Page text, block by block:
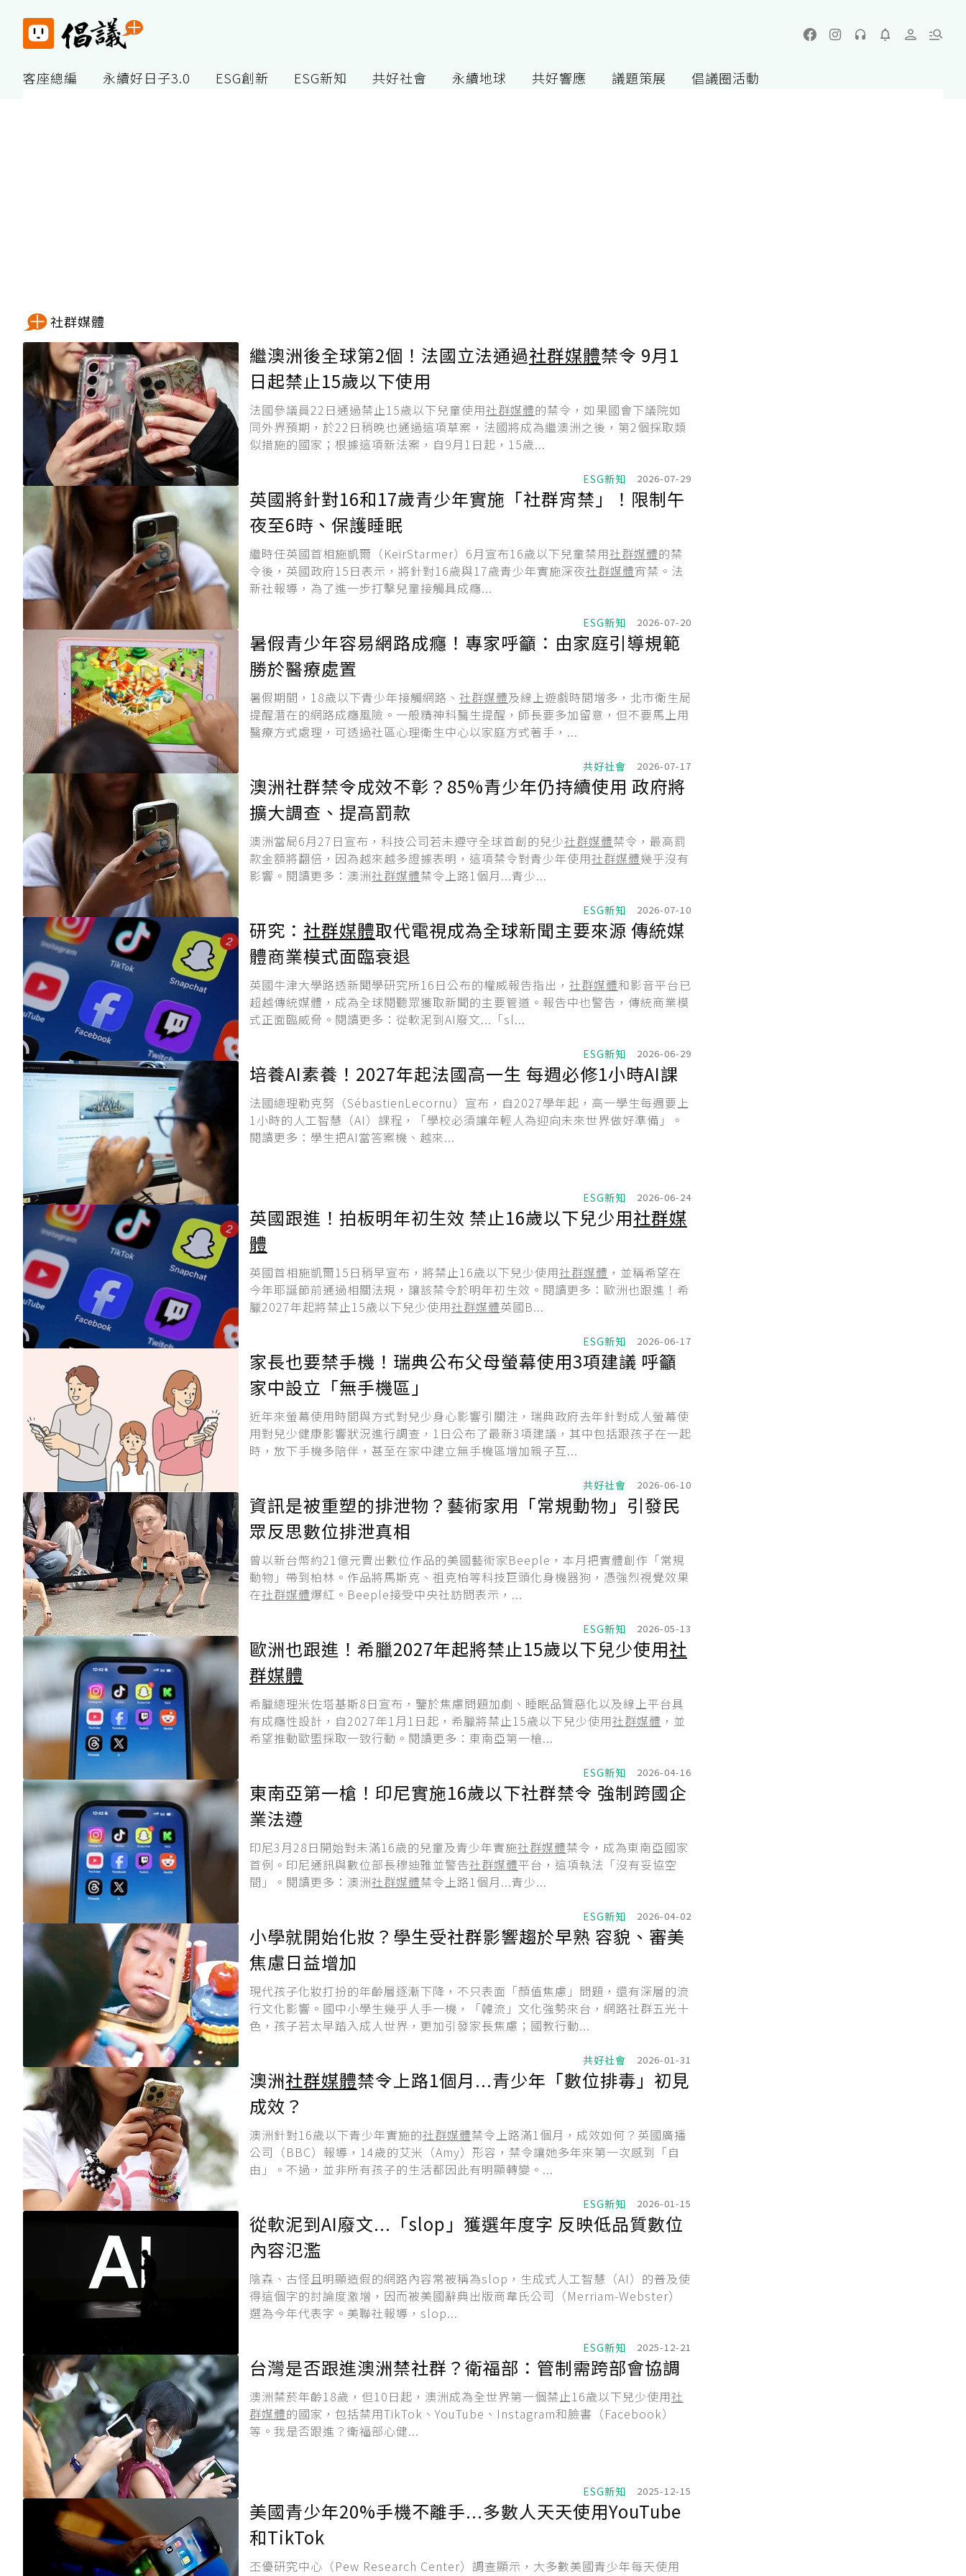
客座總編 永續好日子3.0 ESG創新 ESG新知 共好社會 永續地球 共好響應 議題策展 倡議圈活動
社群媒體
繼澳洲後全球第2個！法國立法通過社群媒體禁令 9月1
日起禁止15歲以下使用
法國參議員22日通過禁止15歲以下兒童使用社群媒體的禁令，如果國會下議院如
同外界預期，於22日稍晚也通過這項草案，法國將成為繼澳洲之後，第2個採取類
似措施的國家；根據這項新法案，自9月1日起，15歲...
ESG新知 2026-07-29
英國將針對16和17歲青少年實施「社群宵禁」！限制午
夜至6時、保護睡眠
繼時任英國首相施凱爾（KeirStarmer）6月宣布16歲以下兒童禁用社群媒體的禁
令後，英國政府15日表示，將針對16歲與17歲青少年實施深夜社群媒體宵禁。法
新社報導，為了進一步打擊兒童接觸具成癮...
ESG新知 2026-07-20
暑假青少年容易網路成癮！專家呼籲：由家庭引導規範
勝於醫療處置
暑假期間，18歲以下青少年接觸網路、 社群媒體及線上遊戲時間增多，北市衛生局
提醒潛在的網路成癮風險。一般精神科醫生提醒，師長要多加留意，但不要馬上用
醫療方式處理，可透過社區心理衛生中心以家庭方式著手，...
共好社會 2026-07-17
澳洲社群禁令成效不彰？85%青少年仍持續使用 政府將
擴大調查、提高罰款
澳洲當局6月27日宣布，科技公司若未遵守全球首創的兒少社群媒體禁令，最高罰
款金額將翻倍，因為越來越多證據表明，這項禁令對青少年使用社群媒體幾乎沒有
影響。閱讀更多：澳洲社群媒體禁令上路1個月...青少...
ESG新知 2026-07-10
研究： 社群媒體取代電視成為全球新聞主要來源 傳統媒
體商業模式面臨衰退
英國牛津大學路透新聞學研究所16日公布的權威報告指出， 社群媒體和影音平台已
超越傳統媒體，成為全球閱聽眾獲取新聞的主要管道。報告中也警告，傳統商業模
式正面臨威脅。閱讀更多：從軟泥到AI廢文...「sl...
ESG新知 2026-06-29
培養AI素養！2027年起法國高一生 每週必修1小時AI課
法國總理勒克努（SébastienLecornu）宣布，自2027學年起，高一學生每週要上
1小時的人工智慧（AI）課程，「學校必須讓年輕人為迎向未來世界做好準備」。
閱讀更多：學生把AI當答案機、越來...
ESG新知 2026-06-24
英國跟進！拍板明年初生效 禁止16歲以下兒少用社群媒
體
英國首相施凱爾15日稍早宣布，將禁止16歲以下兒少使用社群媒體 ，並稱希望在
今年耶誕節前通過相關法規，讓該禁令於明年初生效。閱讀更多：歐洲也跟進！希
臘2027年起將禁止15歲以下兒少使用社群媒體英國B...
ESG新知 2026-06-17
家長也要禁手機！瑞典公布父母螢幕使用3項建議 呼籲
家中設立「無手機區」
近年來螢幕使用時間與方式對兒少身心影響引關注，瑞典政府去年針對成人螢幕使
用對兒少健康影響狀況進行調查，1日公布了最新3項建議，其中包括跟孩子在一起
時，放下手機多陪伴，甚至在家中建立無手機區增加親子互...
共好社會 2026-06-10
資訊是被重塑的排泄物？藝術家用「常規動物」引發民
眾反思數位排泄真相
曾以新台幣約21億元賣出數位作品的美國藝術家Beeple，本月把實體創作「常規
動物」帶到柏林。作品將馬斯克、祖克柏等科技巨頭化身機器狗，憑強烈視覺效果
在社群媒體爆紅。Beeple接受中央社訪問表示，...
ESG新知 2026-05-13
歐洲也跟進！希臘2027年起將禁止15歲以下兒少使用社
群媒體
希臘總理米佐塔基斯8日宣布，鑒於焦慮問題加劇、睡眠品質惡化以及線上平台具
有成癮性設計，自2027年1月1日起，希臘將禁止15歲以下兒少使用社群媒體 ，並
希望推動歐盟採取一致行動。閱讀更多：東南亞第一槍...
ESG新知 2026-04-16
東南亞第一槍！印尼實施16歲以下社群禁令 強制跨國企
業法遵
印尼3月28日開始對未滿16歲的兒童及青少年實施社群媒體禁令，成為東南亞國家
首例。印尼通訊與數位部長穆迪雅並警告社群媒體平台，這項執法「沒有妥協空
間」。閱讀更多：澳洲社群媒體禁令上路1個月...青少...
ESG新知 2026-04-02
小學就開始化妝？學生受社群影響趨於早熟 容貌、審美
焦慮日益增加
現代孩子化妝打扮的年齡層逐漸下降，不只表面「顏值焦慮」問題，還有深層的流
行文化影響。國中小學生幾乎人手一機，「韓流」文化強勢來台，網路社群五光十
色，孩子若太早踏入成人世界，更加引發家長焦慮；國教行動...
共好社會 2026-01-31
澳洲社群媒體禁令上路1個月...青少年「數位排毒」初見
成效？
澳洲針對16歲以下青少年實施的社群媒體禁令上路滿1個月，成效如何？英國廣播
公司（BBC）報導，14歲的艾米（Amy）形容，禁令讓她多年來第一次感到「自
由」。不過，並非所有孩子的生活都因此有明顯轉變。...
ESG新知 2026-01-15
從軟泥到AI廢文...「slop」獲選年度字 反映低品質數位
內容氾濫
陰森、古怪且明顯造假的網路內容常被稱為slop，生成式人工智慧（AI）的普及使
得這個字的討論度激增，因而被美國辭典出版商韋氏公司（Merriam-Webster）
選為今年代表字。美聯社報導，slop...
ESG新知 2025-12-21
台灣是否跟進澳洲禁社群？衛福部：管制需跨部會協調
澳洲禁菸年齡18歲，但10日起，澳洲成為全世界第一個禁止16歲以下兒少使用社
群媒體的國家，包括禁用TikTok、YouTube、Instagram和臉書（Facebook）
等。我是否跟進？衛福部心健...
ESG新知 2025-12-15
美國青少年20%手機不離手...多數人天天使用YouTube
和TikTok
丕優研究中心（Pew Research Center）調查顯示，大多數美國青少年每天使用